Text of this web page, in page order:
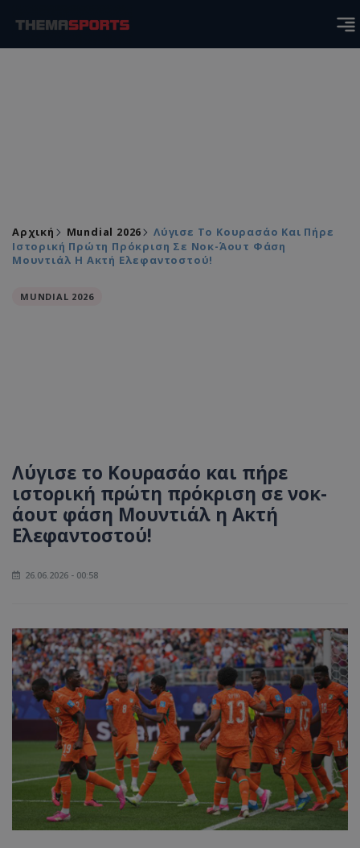
Αρχική Mundial 2026
Λύγισε Το Κουρασάο Και Πήρε
Ιστορική Πρώτη Πρόκριση Σε Νοκ-Άουτ Φάση
Μουντιάλ Η Ακτή Ελεφαντοστού!
MUNDIAL 2026
Λύγισε το Κουρασάο και πήρε
ιστορική πρώτη πρόκριση σε νοκ-
άουτ φάση Μουντιάλ η Ακτή
Ελεφαντοστού!
26.06.2026 - 00:58